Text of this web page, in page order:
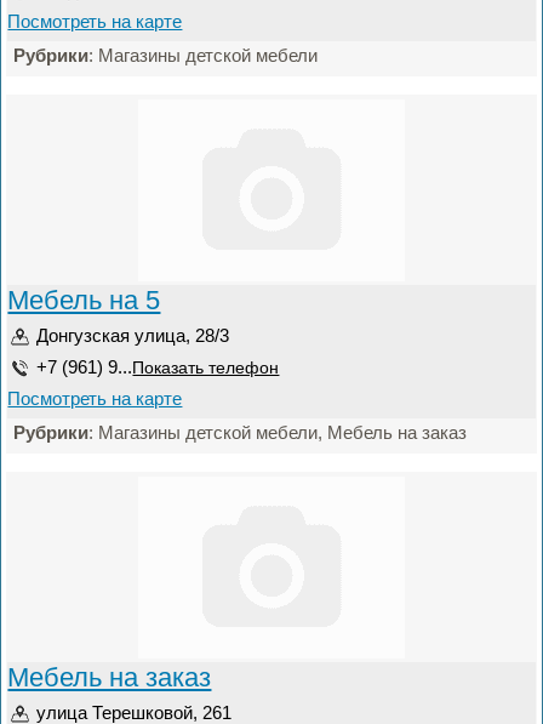
Посмотреть на карте
Рубрики: Магазины детской мебели
Мебель на 5
Донгузская улица, 28/3
+7 (961) 9... Показать телефон
Посмотреть на карте
Рубрики: Магазины детской мебели, Мебель на заказ
Мебель на заказ
улица Терешковой, 261